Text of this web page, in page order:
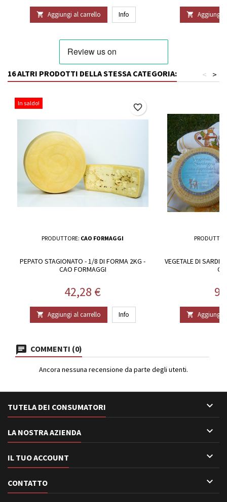
 Aggiungi al carrello Info  Aggiungi
16 ALTRI PRODOTTI DELLA STESSA CATEGORIA: >
<
In saldo!
PRODUTTORE: CAO FORMAGGI
PEPATO STAGIONATO - 1/8 DI FORMA 2KG -
CAO FORMAGGI
Prezzo
42,28 €
 Aggiungi al carrello Info
favorite_border
VEGETALE DI
 Aggiungi
COMMENTI (0)
Ancora nessuna recensione da parte degli utenti.
TUTELA DEI CONSUMATORI 
LA NOSTRA AZIENDA 
IL TUO ACCOUNT 
CONTATTO 